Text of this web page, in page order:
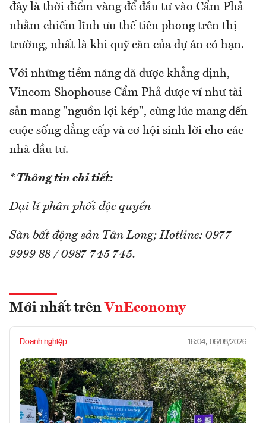
đây là thời điểm vàng để đầu tư vào Cẩm Phả
nhằm chiếm lĩnh ưu thế tiên phong trên thị
trường, nhất là khi quỹ căn của dự án có hạn.
Với những tiềm năng đã được khẳng định,
Vincom Shophouse Cẩm Phả được ví như tài
sản mang "nguồn lợi kép", cùng lúc mang đến
cuộc sống đẳng cấp và cơ hội sinh lời cho các
nhà đầu tư.
* Thông tin chi tiết:
Đại lí phân phối độc quyền
Sàn bất động sản Tân Long; Hotline: 0977
9999 88 / 0987 745 745.
Mới nhất trên VnEconomy
Doanh nghiệp 16:04, 06/08/2026